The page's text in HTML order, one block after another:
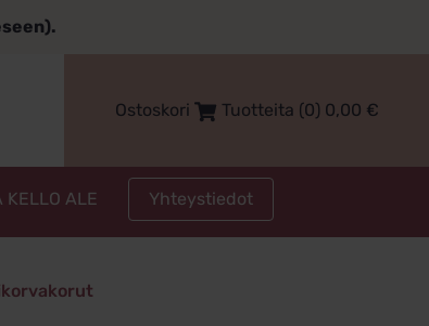
Ostoskori Tuotteita (0) 0,00 €
KELLO ALE Yhteystiedot